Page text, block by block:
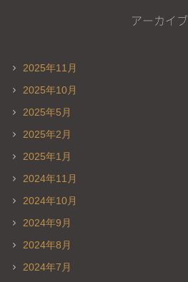
アーカイブ
2025年11月
2025年10月
2025年5月
2025年2月
2025年1月
2024年11月
2024年10月
2024年9月
2024年8月
2024年7月